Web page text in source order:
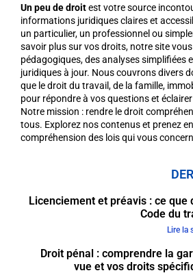
Un peu de droitest votre source
informations juridiques claires et
un particulier, un professionnel ou
savoir plus sur vos droits, notre site
pédagogiques, des analyses simplifiées
juridiques à jour. Nous couvrons divers
que le droit du travail, de la famille,
pour répondre à vos questions et
Notre mission : rendre le droit
tous. Explorez nos contenus et prenez
compréhension des lois qui vous
Licenciement et préavis : ce que
Code du
Lire la
Droit pénal : comprendre la
vue et vos droits